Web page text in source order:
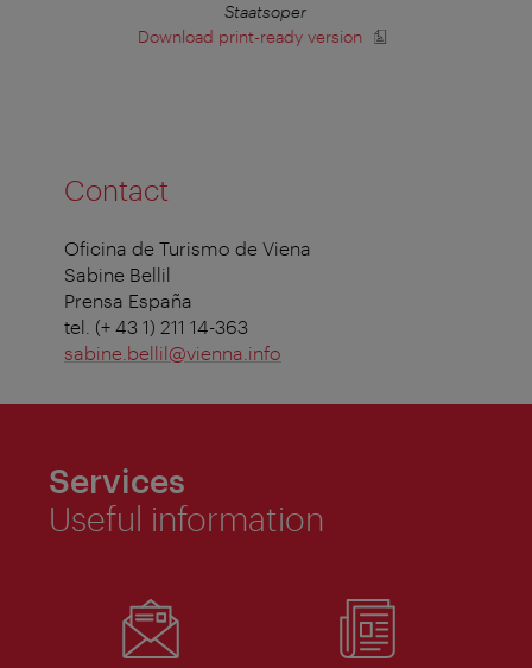
Staatsoper
Download print-ready version
Contact
Oficina de Turismo de Viena
Sabine Bellil
Prensa España
tel. (+ 43 1) 211 14-363
sabine.bellil@vienna.info
Services
Useful information